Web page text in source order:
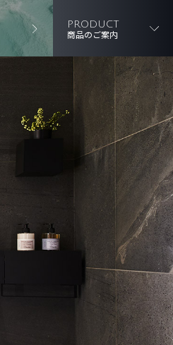
PRODUCT
商品のご案内